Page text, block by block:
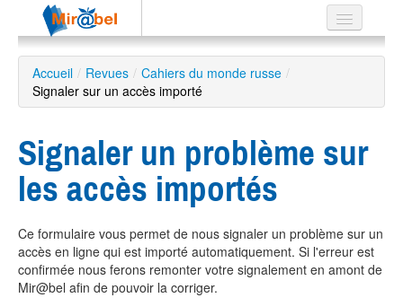
Le réseau
Soutien
avancée
EN
ES
Accueil / Revues / Cahiers du monde russe /
Signaler sur un accès importé
Signaler un problème sur
les accès importés
Ce formulaire vous permet de nous signaler un problème sur un
accès en ligne qui est importé automatiquement. Si l'erreur est
confirmée nous ferons remonter votre signalement en amont de
Mir@bel afin de pouvoir la corriger.